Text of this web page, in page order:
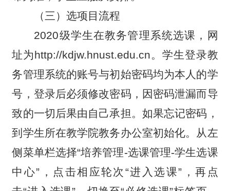
（三）选项目流程
2020级学生在教务管理系统选课，网
址为http://kdjw.hnust.edu.cn。学生登录教
务管理系统的账号与初始密码均为本人的学
号，登录后必须修改密码，因密码泄漏而导
致的一切后果由自己承担。如果忘记密码，
到学生所在教学院教务办公室初始化。从左
侧菜单栏选择“培养管理-选课管理-学生选课
中心”，点击相应轮次“进入选课”，再点